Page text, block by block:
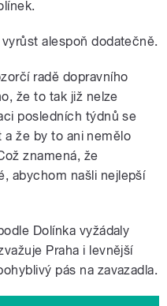
alespoň dodatečně.
radě dopravního
že to tak již nelze
posledních týdnů se
a že by to ani nemělo
znamená, že
abychom našli nejlepší
Dolínka vyžádaly
Praha i levnější
pás na zavazadla.